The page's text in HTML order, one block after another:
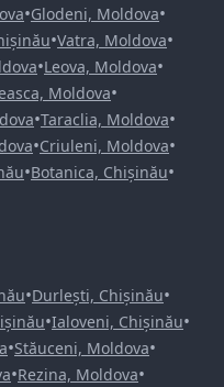
•Glodeni, Moldova•
•Vatra, Moldova•
•Leova, Moldova•
Moldova•
•Taraclia, Moldova•
•Criuleni, Moldova•
•Botanica, Chișinău•
•Durlești, Chișinău•
•Ialoveni, Chișinău•
•Stăuceni, Moldova•
•Rezina, Moldova•